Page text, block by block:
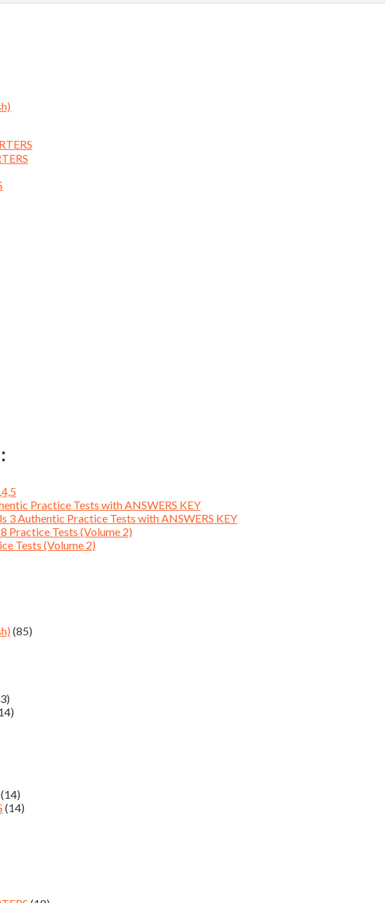
Practice Tests with ANSWERS KEY
3 Authentic Practice Tests with ANSWERS KEY
Practice Tests (Volume 2)
Tests (Volume 2)
(85)
(14)
(14)